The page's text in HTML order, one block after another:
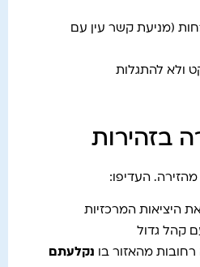
(מניעת קשר עין עם
ולא להתגלות
בזהירות
העדיפו:
היציאות המרכזיות
קהל גדול
מהאזור בו נקלעתם